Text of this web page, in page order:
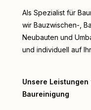
Als Spezialist für
wir Bauzwischen-,
Neubauten und
und individuell auf
Unsere
Baureinigung